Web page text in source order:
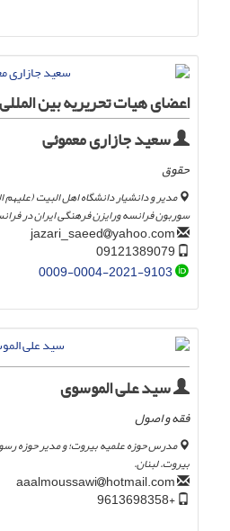
اعضای هیات تحریریه بین المللی
سعید جازاری معموئی
حقوق
مدیر و دانشیار دانشگاه اهل البیت
سوربون فرانسه ورایزن فرهنگی ایران در
yahoo.com
0009-0004-2021-9103
سید علی الموسوی
فقه و اصول
مدرس حوزه علمیه بیروت؛ و مدیر حوزه
بیروت. لبنان.
hotmail.com
+9613698358